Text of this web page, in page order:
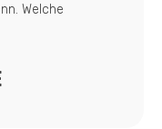
Welche